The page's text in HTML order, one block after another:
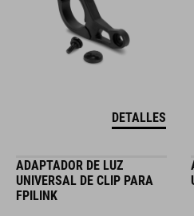
DETALLES
ADAPTADOR DE LUZ
UNIVERSAL DE CLIP PARA
FPILINK